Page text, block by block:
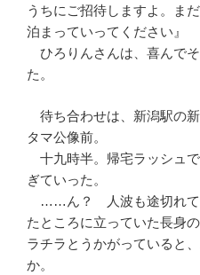
うちにご招待しますよ。ま
泊まっていってください』
ひろりんさんは、喜んで
た。
待ち合わせは、新潟駅の
タマ公像前。
十九時半。帰宅ラッシュ
ぎていった。
……ん？ 人波も途切れて
たところに立っていた長身
ラチラとうかがっていると
か。